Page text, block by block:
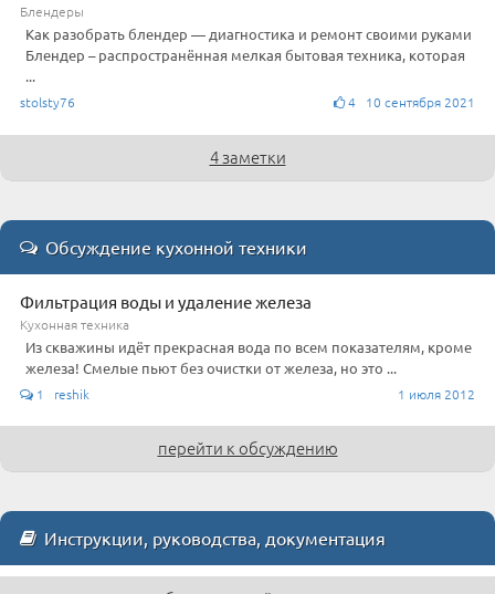
Блендеры
Как разобрать блендер — диагностика и ремонт своими руками
Блендер – распространённая мелкая бытовая техника, которая
...
stolsty76 4 10 сентября 2021
4 заметки
Обсуждение кухонной техники
Фильтрация воды и удаление железа
Кухонная техника
Из скважины идёт прекрасная вода по всем показателям, кроме
железа! Смелые пьют без очистки от железа, но это ...
1 reshik 1 июля 2012
перейти к обсуждению
Инструкции, руководства, документация